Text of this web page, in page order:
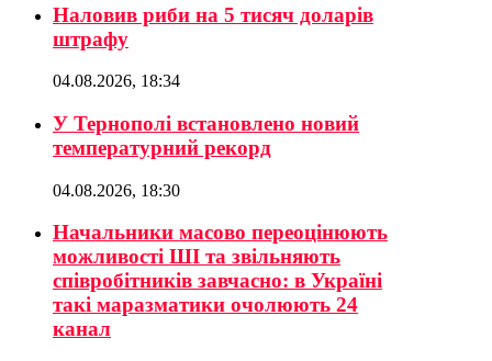
Наловив риби на 5 тисяч доларів
штрафу
04.08.2026, 18:34
У Тернополі встановлено новий
температурний рекорд
04.08.2026, 18:30
Начальники масово переоцінюють
можливості ШІ та звільняють
співробітників завчасно: в Україні
такі маразматики очолюють 24
канал